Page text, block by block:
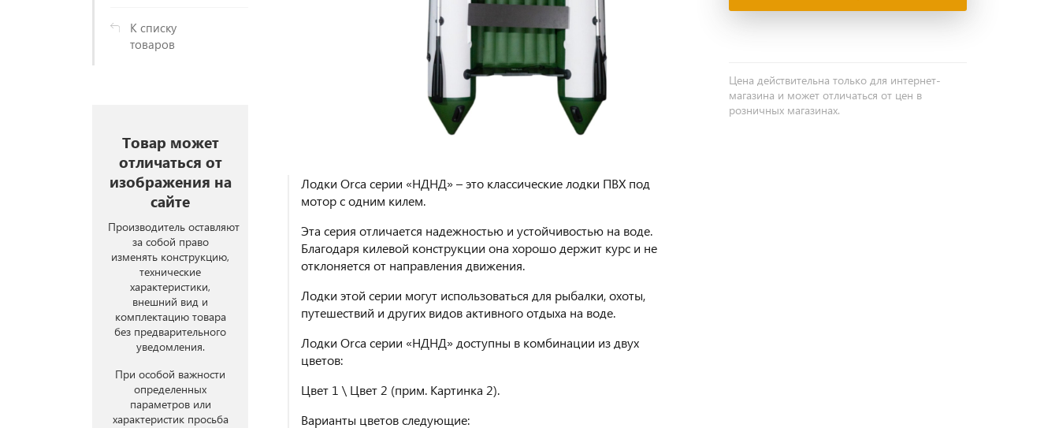
К списку
товаров
Товар может
отличаться от
изображения на
сайте
Производитель оставляют
за собой право
изменять конструкцию,
технические
характеристики,
внешний вид и
комплектацию товара
без предварительного
уведомления.
При особой важности
определенных
параметров или
характеристик просьба
Лодки Orca cерии «НДНД» – это классические лодки ПВХ под
мотор с одним килем.
Эта серия отличается надежностью и устойчивостью на воде.
Благодаря килевой конструкции она хорошо держит курс и не
отклоняется от направления движения.
Лодки этой серии могут использоваться для рыбалки, охоты,
путешествий и других видов активного отдыха на воде.
Лодки Orca серии «НДНД» доступны в комбинации из двух
цветов:
Цвет 1 \ Цвет 2 (прим. Картинка 2).
Варианты цветов следующие:
Цена действительна только для интернет-
магазина и может отличаться от цен в
розничных магазинах.